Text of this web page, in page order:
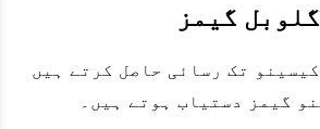
گیمز
جب آپ WPT Global کیسینو تک رسائی حاصل کرتے ہیں
گیمز دستیاب ہوتے ہیں۔